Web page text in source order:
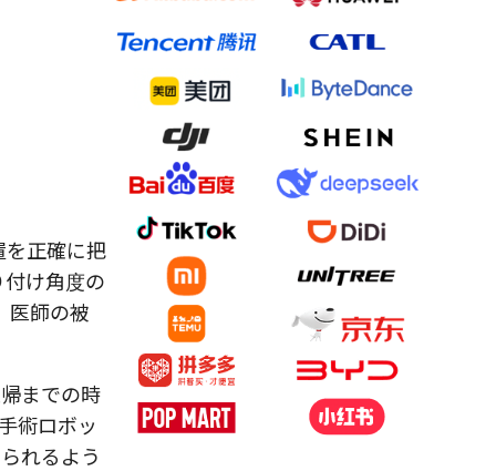
を正確に把
け角度の
医師の被
までの時
術ロボッ
れるよう